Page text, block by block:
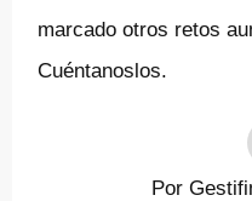
marcado otros retos
Cuéntanoslos.
Por